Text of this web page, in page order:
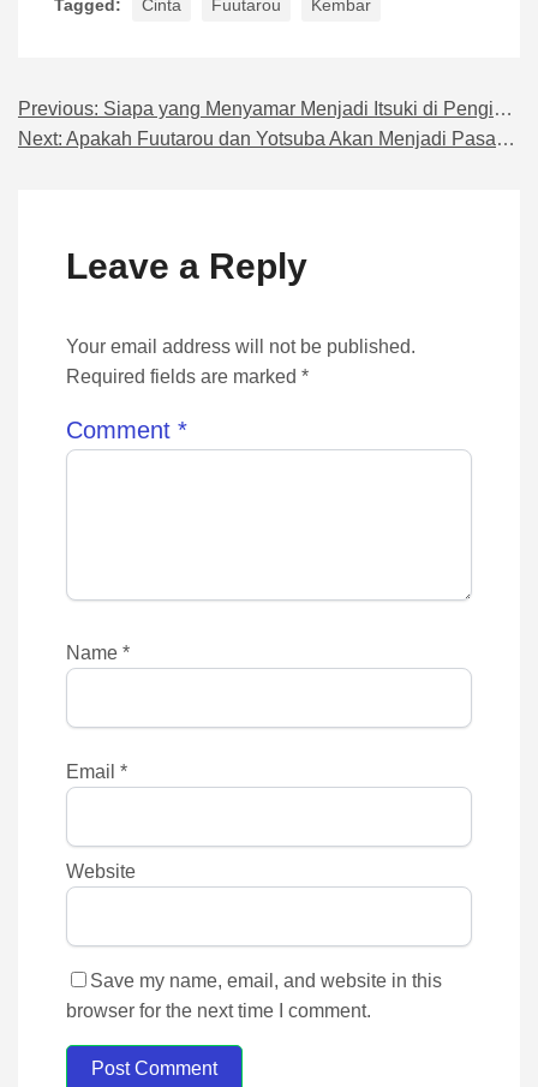
Tagged: Cinta Fuutarou Kembar
Navigasi pos
Previous: Siapa yang Menyamar Menjadi Itsuki di Penginapan?
Next: Apakah Fuutarou dan Yotsuba Akan Menjadi Pasangan Bahagia?
Leave a Reply
Your email address will not be published.
Required fields are marked *
Comment *
Name *
Email *
Website
Save my name, email, and website in this
browser for the next time I comment.
Post Comment